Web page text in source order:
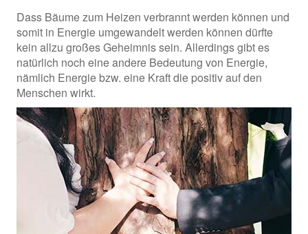
Dass Bäume zum Heizen verbrannt werden können und
somit in Energie umgewandelt werden können dürfte
kein allzu großes Geheimnis sein. Allerdings gibt es
natürlich noch eine andere Bedeutung von Energie,
nämlich Energie bzw. eine Kraft die positiv auf den
Menschen wirkt.